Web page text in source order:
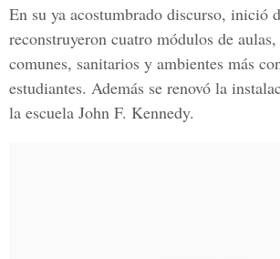
En su ya acostumbrado discurso, inició
reconstruyeron cuatro módulos de aulas,
comunes, sanitarios y ambientes más
estudiantes. Además se renovó la
la escuela John F. Kennedy.